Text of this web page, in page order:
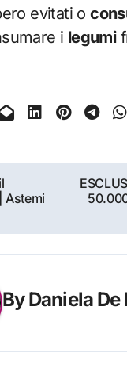
evitati o
i legumi
Astemi
ByDaniela De